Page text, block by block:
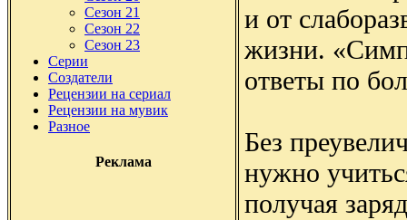
Сезон 21
Сезон 22
Сезон 23
Серии
Создатели
Рецензии на сериал
Рецензии на мувик
Разное
Реклама
и от
жизни.
ответы по
Без
нужно
получая